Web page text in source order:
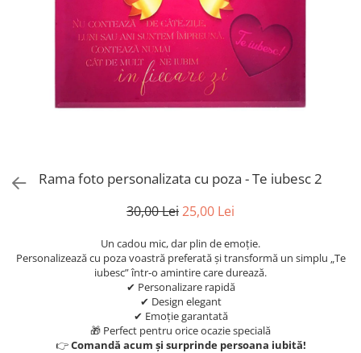
Puzzle personalizat
Rame foto personalizate
Plachete personalizate
Set cadou
Tavita de mot
Umerase Personalizate
Pahare personalizate
Rama foto personalizata cu poza - Te iubesc 2
30,00 Lei25,00 Lei
Un cadou mic, dar plin de emoție.
Personalizează cu poza voastră preferată și transformă un simplu „Te
iubesc” într-o amintire care durează.
✔ Personalizare rapidă
✔ Design elegant
✔ Emoție garantată
🎁 Perfect pentru orice ocazie specială
👉Comandă acum și surprinde persoana iubită!